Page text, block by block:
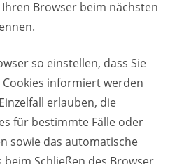
Browser beim nächsten
so einstellen, dass Sie
Cookies informiert werden
erlauben, die
für bestimmte Fälle oder
sowie das automatische